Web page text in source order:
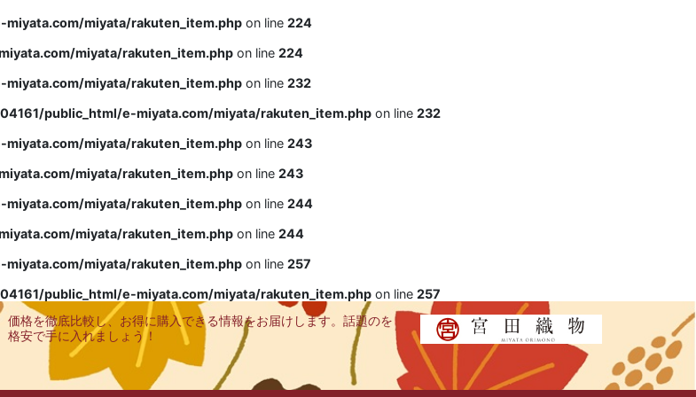
miyata/rakuten_item.php on line 224
miyata/rakuten_item.php on line 224
miyata/rakuten_item.php on line 232
public_html/e-miyata.com/miyata/rakuten_item.php on line 232
miyata/rakuten_item.php on line 243
miyata/rakuten_item.php on line 243
miyata/rakuten_item.php on line 244
miyata/rakuten_item.php on line 244
miyata/rakuten_item.php on line 257
public_html/e-miyata.com/miyata/rakuten_item.php on line 257
価格を徹底比較し、お得に購入できる情報をお届けします。話題のを
格安で手に入れましょう！